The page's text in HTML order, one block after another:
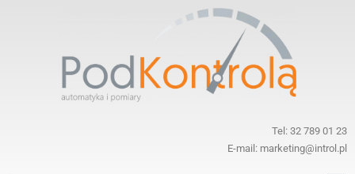
Tel: 32 789 01 23
E-mail: marketing@introl.pl